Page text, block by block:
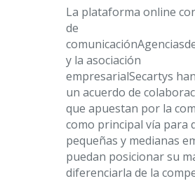
La plataforma online
de
y la asociación
empresarialSecartys
un acuerdo de
que apuestan por la
como principal vía para
pequeñas y medianas
puedan posicionar su
diferenciarla de la